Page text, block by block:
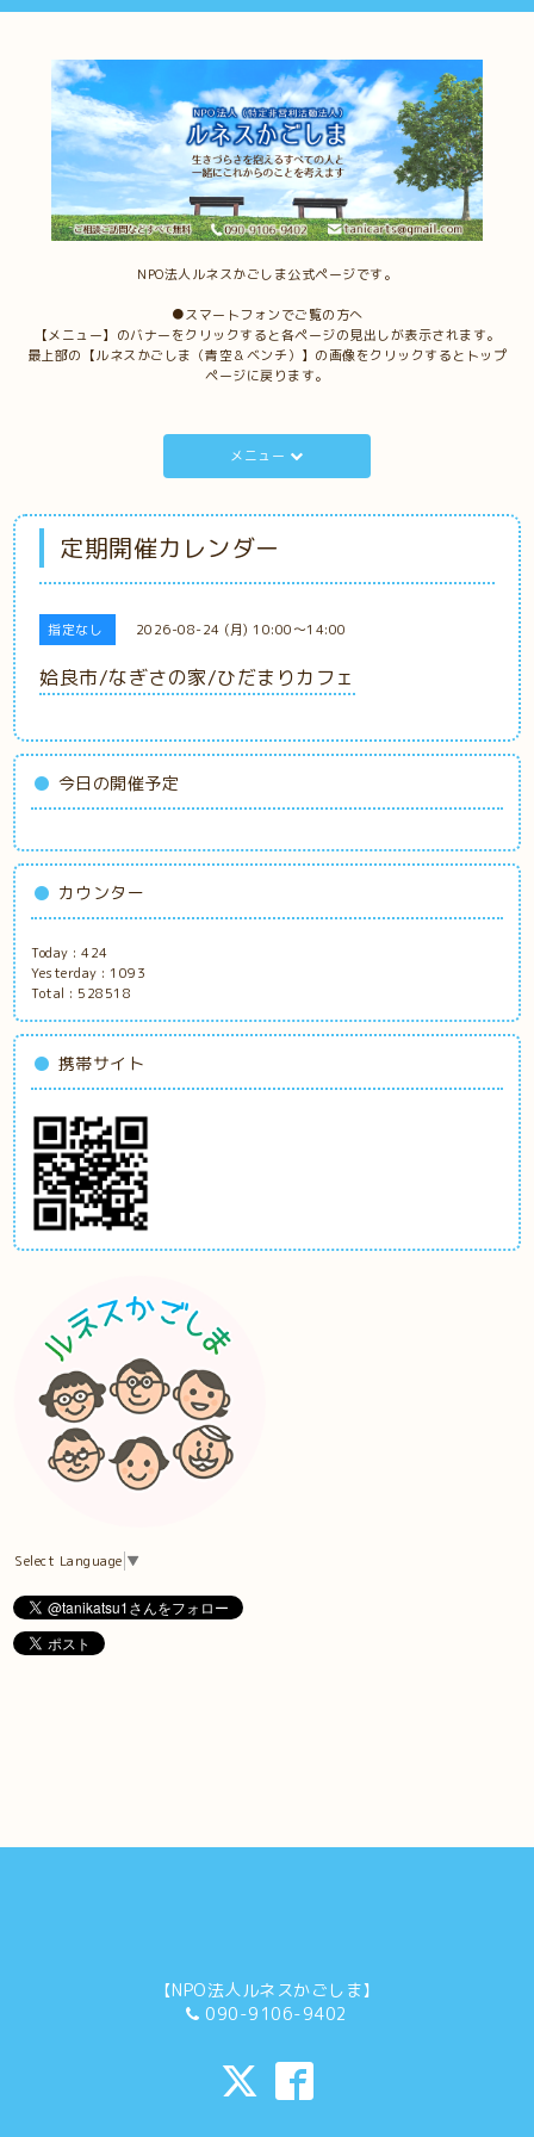
NPO法人ルネスかごしま公式ページです。
●スマートフォンでご覧の方へ
【メニュー】のバナーをクリックすると各ページの見出しが表示されます。
最上部の【ルネスかごしま（青空＆ベンチ）】の画像をクリックするとトップ
ページに戻ります。
メニュー
定期開催カレンダー
指定なし 2026-08-24 (月) 10:00～14:00
姶良市/なぎさの家/ひだまりカフェ
今日の開催予定
カウンター
Today :424
Yesterday : 1093
Total : 528518
携帯サイト
Select Language ▼
【NPO法人ルネスかごしま】
090-9106-9402